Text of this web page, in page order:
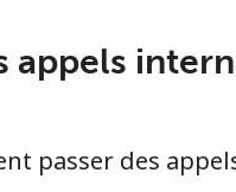
appels
passer des